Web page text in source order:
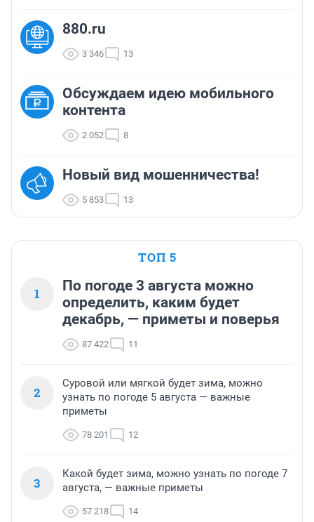
880.ru
3 346 13
Обсуждаем идею мобильного
контента
2 052 8
Новый вид мошенничества!
5 853 13
ТОП 5
1
По погоде 3 августа можно
определить, каким будет
декабрь, — приметы и поверья
87 422 11
2
Суровой или мягкой будет зима, можно
узнать по погоде 5 августа — важные
приметы
78 201 12
3
Какой будет зима, можно узнать по погоде 7
августа, — важные приметы
57 218 14